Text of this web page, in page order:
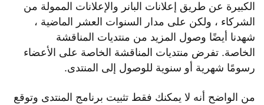
الكبيرة عن طريق إعلانات البانر والإعلانات الممولة من
الشركاء ، ولكن على مدار السنوات العشر الماضية ،
شهدنا أيضًا وصول المزيد من منتديات المناقشة
الخاصة. تفرض منتديات المناقشة الخاصة على الأعضاء
رسومًا شهرية أو سنوية للوصول إلى المنتدى.
من الواضح أنه لا يمكنك فقط تثبيت برنامج المنتدى وتوقع